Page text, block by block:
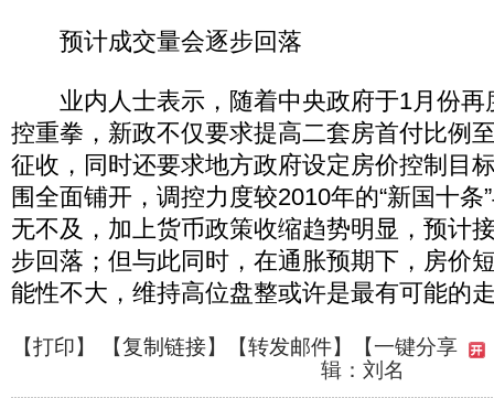
预计成交量会逐步回落
业内人士表示，随着中央政府于1月份再
控重拳，新政不仅要求提高二套房首付比例
征收，同时还要求地方政府设定房价控制目
围全面铺开，调控力度较2010年的“新国十条
无不及，加上货币政策收缩趋势明显，预计
步回落；但与此同时，在通胀预期下，房价
能性不大，维持高位盘整或许是最有可能的
【打印】 【复制链接】【转发邮件】
【一键分享
辑：刘名